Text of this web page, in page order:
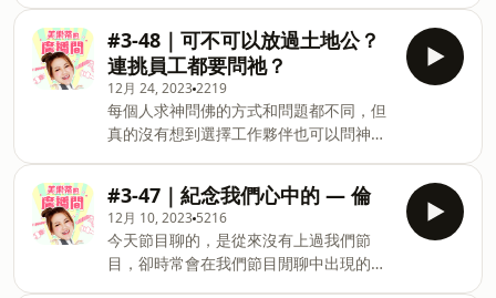
Firstory Hosting
七月我們唯一能集合的這一天 錄上一段近
況更新 解解彼此七個月未空中相見的相思
苦 祝大家都天天開心，萬事順利！
______________________________ 美樂蒂的廣
播間第三季 美樂粉絲團：美樂蒂 Melody
美樂IG：runnermelody Powered by
Firstory Hosting
#3-48｜可不可以放過土地公？
連挑員工都要問祂？
12月 24, 20232219
每個人求神問佛的方式和問題都不同，但
真的沒有想到選擇工作夥伴也可以問神
的廣播間第三季 美樂粉絲團：美樂蒂
Melody 美樂IG：runnermelody
Powered by Firstory Hosting
#3-47｜紀念我們心中的 — 倫
12月 10, 2023 5216
今天節目聊的，是從來沒有上過我們節
目，卻時常會在我們節目閒聊中出現的